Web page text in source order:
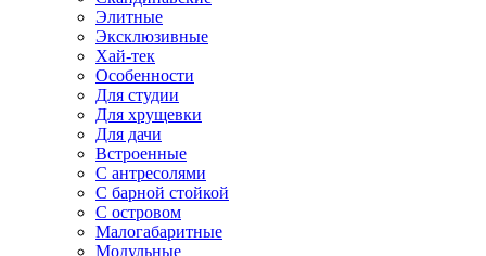
Элитные
Эксклюзивные
Хай-тек
Особенности
Для студии
Для хрущевки
Для дачи
Встроенные
С антресолями
С барной стойкой
С островом
Малогабаритные
Модульные